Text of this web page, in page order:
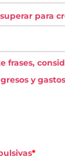
para
y gastos
*